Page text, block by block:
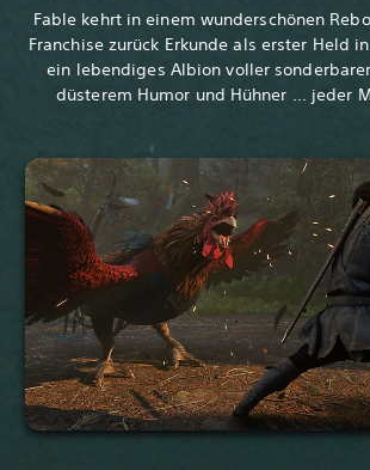
Fable kehrt in einem wunderschönen
Franchise zurück Erkunde als erster Held
ein lebendiges Albion voller
düsterem Humor und Hühner ... jeder